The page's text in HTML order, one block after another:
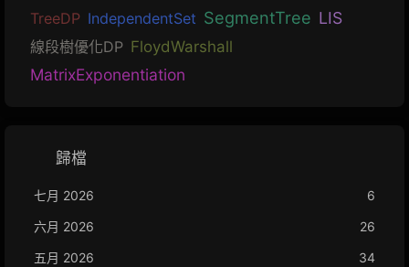
TreeDP IndependentSet SegmentTree LIS
線段樹優化DP FloydWarshall
MatrixExponentiation
歸檔
七月 2026
6
六月 2026
26
五月 2026
34